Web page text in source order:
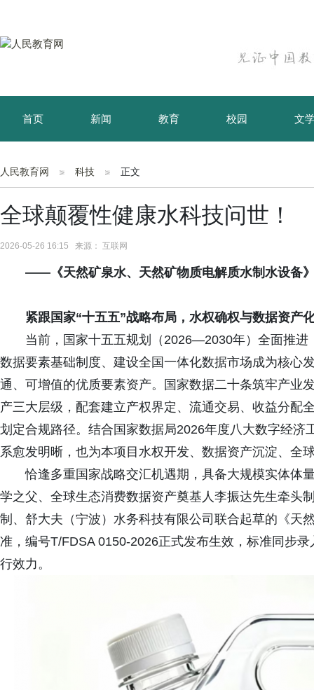
首页 新闻 教育 校园 文
育儿 资讯
人民教育网 科技 正文
全球颠覆性健康水科技问世！
2026-05-26 16:15 来源： 互联网
——《天然矿泉水、天然矿物质电解质水制水设备
紧跟国家“十五五”战略布局，水权确权与数据资产
当前，国家十五五规划（2026—2030年）全面推
数据要素基础制度、建设全国一体化数据市场成为核心
通、可增值的优质要素资产。国家数据二十条筑牢产业
产三大层级，配套建立产权界定、流通交易、收益分配
划定合规路径。结合国家数据局2026年度八大数字经
系愈发明晰，也为本项目水权开发、数据资产沉淀、全
恰逢多重国家战略交汇机遇期，具备大规模实体体
学之父、全球生态消费数据资产奠基人李振达先生牵头
制、舒大夫（宁波）水务科技有限公司联合起草的《天
准，编号T/FDSA 0150-2026正式发布生效，标准同步
行效力。